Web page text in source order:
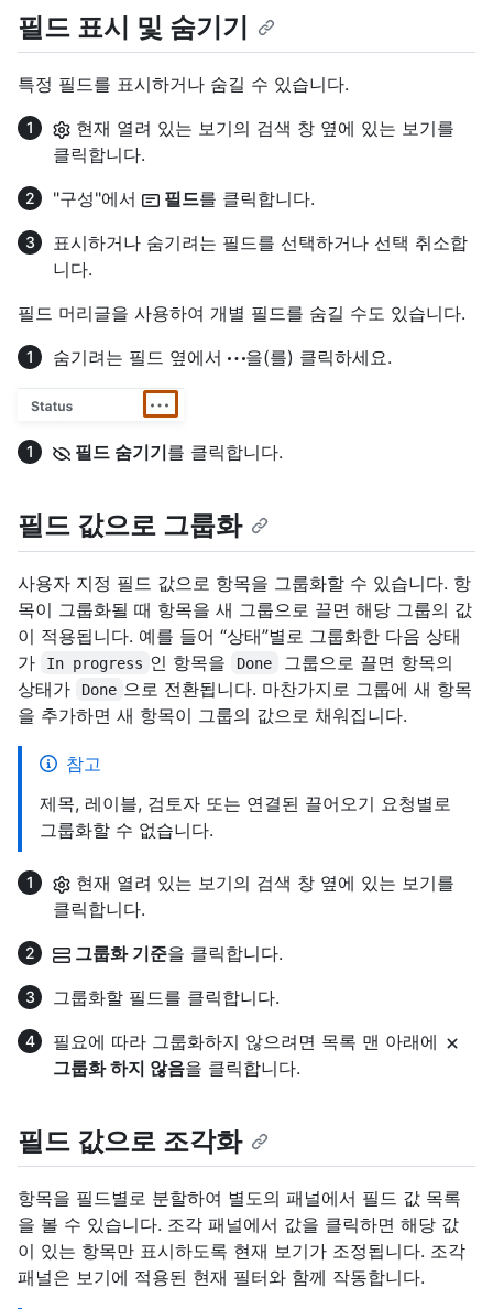
필드 표시 및 숨기기
특정 필드를 표시하거나 숨길 수 있습니다.
현재 열려 있는 보기의 검색 창 옆에 있는 보기를
클릭합니다.
"구성"에서
필드를 클릭합니다.
표시하거나 숨기려는 필드를 선택하거나 선택 취소합
니다.
필드 머리글을 사용하여 개별 필드를 숨길 수도 있습니다.
숨기려는 필드 옆에서
을(를) 클릭하세요.
필드 숨기기를 클릭합니다.
필드 값으로 그룹화
사용자 지정 필드 값으로 항목을 그룹화할 수 있습니다. 항
목이 그룹화될 때 항목을 새 그룹으로 끌면 해당 그룹의 값
이 적용됩니다. 예를 들어 “상태”별로 그룹화한 다음 상태
가
In progress 인 항목을 Done
그룹으로 끌면 항목의
상태가
Done 으로 전환됩니다. 마찬가지로 그룹에 새 항목
을 추가하면 새 항목이 그룹의 값으로 채워집니다.
참고
제목, 레이블, 검토자 또는 연결된 끌어오기 요청별로
그룹화할 수 없습니다.
현재 열려 있는 보기의 검색 창 옆에 있는 보기를
클릭합니다.
그룹화 기준을 클릭합니다.
그룹화할 필드를 클릭합니다.
필요에 따라 그룹화하지 않으려면 목록 맨 아래에
그룹화 하지 않음을 클릭합니다.
필드 값으로 조각화
항목을 필드별로 분할하여 별도의 패널에서 필드 값 목록
을 볼 수 있습니다. 조각 패널에서 값을 클릭하면 해당 값
이 있는 항목만 표시하도록 현재 보기가 조정됩니다. 조각
패널은 보기에 적용된 현재 필터와 함께 작동합니다.